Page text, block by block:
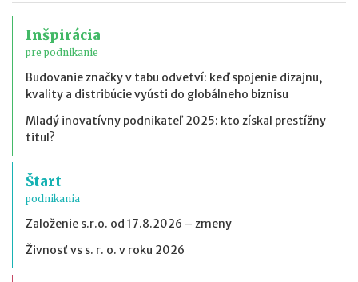
Inšpirácia
pre podnikanie
Budovanie značky v tabu odvetví: keď spojenie dizajnu,
kvality a distribúcie vyústi do globálneho biznisu
Mladý inovatívny podnikateľ 2025: kto získal prestížny
titul?
Štart
podnikania
Založenie s.r.o. od 17.8.2026 – zmeny
Živnosť vs s. r. o. v roku 2026